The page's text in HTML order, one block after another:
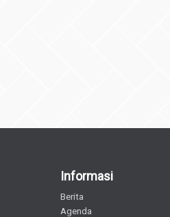
Informasi
Berita
Agenda